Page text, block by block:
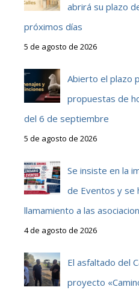
abrirá su plazo
próximos días
5 de agosto de 2026
Abierto el plazo
propuestas de
del 6 de septiembre
5 de agosto de 2026
Se insiste en la
de Eventos y se
llamamiento a las
4 de agosto de 2026
El asfaltado del
proyecto